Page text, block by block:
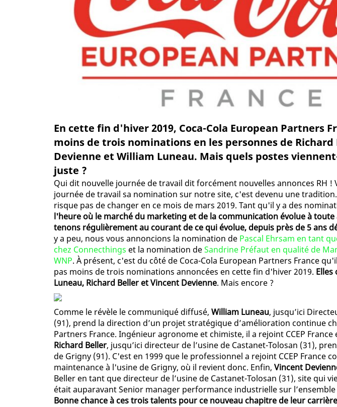
En cette fin d'hiver 2019, Coca-Cola European Partners
moins de trois nominations en les personnes de
Devienne et William Luneau. Mais quels postes
juste ?
Qui dit nouvelle journée de travail dit forcément nouvelles annonces RH !
journée de travail sa nomination sur notre site, c'est devenu une
risque pas de changer en ce mois de mars 2019. Tant qu'il y a des
l'heure où le marché du marketing et de la communication évolue à toute
tenons régulièrement au courant de ce qui évolue, depuis près de 5 ans
y a peu, nous vous annoncions la nomination de Pascal Ehrsam en tant
chez Connecthings et la nomination deSandrine Préfaut en qualité de
WNP. À présent, c'est du côté de Coca-Cola European Partners France
pas moins de trois nominations annoncées en cette fin d'hiver 2019. Elles
Luneau, Richard Beller et Vincent Devienne. Mais encore ?
Comme le révèle le communiqué diffusé, William Luneau, jusqu’ici
(91), prend la direction d’un projet stratégique d’amélioration continue
Partners France. Ingénieur agronome et chimiste, il a rejoint CCEP France
Richard Beller, jusqu’ici directeur de l’usine de Castanet-Tolosan (31),
de Grigny (91). C'est en 1999 que le professionnel a rejoint CCEP France
maintenance à l'usine de Grigny, où il revient donc. Enfin, Vincent
Beller en tant que directeur de l’usine de Castanet-Tolosan (31), site qui
était auparavant Senior manager performance industrielle sur
Bonne chance à ces trois talents pour ce nouveau chapitre de leur